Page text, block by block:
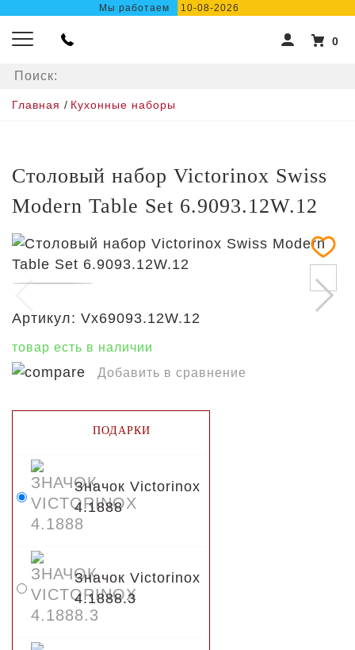
Мы работаем 10-08-2026
0
Главная / Кухонные наборы
Столовый набор Victorinox Swiss
Modern Table Set 6.9093.12W.12
Артикул: Vx69093.12W.12
товар есть в наличии
Добавить в сравнение
ПОДАРКИ
Значок Victorinox
4.1888
Значок Victorinox
4.1888.3